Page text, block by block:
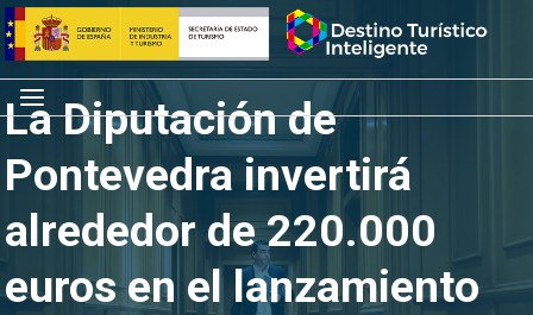
Saltar
al
contenido
Inicio
Menú
La Diputación de
Pontevedra invertirá
alrededor de 220.000
euros en el lanzamiento